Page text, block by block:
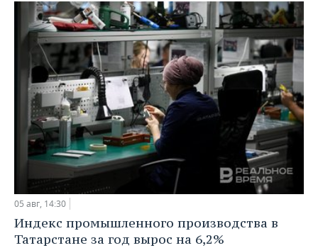
05 авг, 14:30
Индекс промышленного производства в
Татарстане за год вырос на 6,2%